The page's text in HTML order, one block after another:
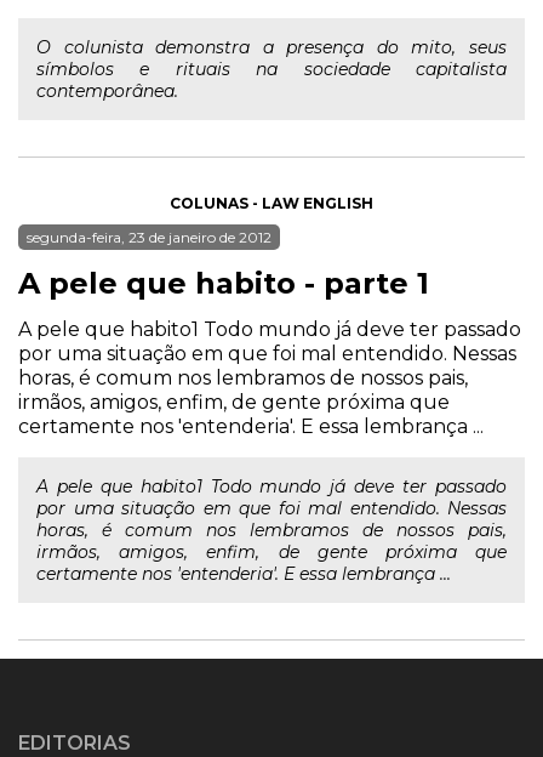
O colunista demonstra a presença do mito, seus
símbolos e rituais na sociedade capitalista
contemporânea.
COLUNAS - LAW ENGLISH
segunda-feira, 23 de janeiro de 2012
A pele que habito - parte 1
A pele que habito1 Todo mundo já deve ter passado
por uma situação em que foi mal entendido. Nessas
horas, é comum nos lembramos de nossos pais,
irmãos, amigos, enfim, de gente próxima que
certamente nos 'entenderia'. E essa lembrança ...
A pele que habito1 Todo mundo já deve ter passado
por uma situação em que foi mal entendido. Nessas
horas, é comum nos lembramos de nossos pais,
irmãos, amigos, enfim, de gente próxima que
certamente nos 'entenderia'. E essa lembrança ...
EDITORIAS